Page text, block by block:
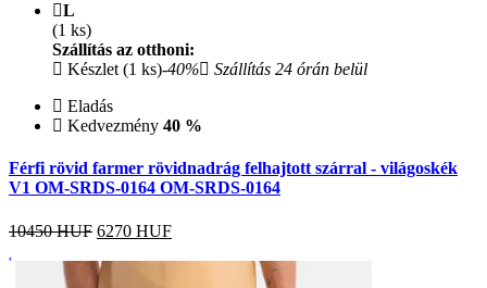
L
(1 ks)
Szállítás az otthoni:
Készlet (1 ks)-40%
Szállítás 24 órán belül
Eladás
Kedvezmény 40 %
Férfi rövid farmer rövidnadrág felhajtott szárral - világoskék
V1 OM-SRDS-0164 OM-SRDS-0164
10450 HUF 6270 HUF